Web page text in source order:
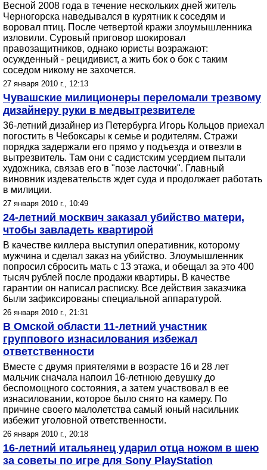
Весной 2008 года в течение нескольких дней житель
Черногорска наведывался в курятник к соседям и
воровал птиц. После четвертой кражи злоумышленника
изловили. Суровый приговор шокировал
правозащитников, однако юристы возражают:
осужденный - рецидивист, а жить бок о бок с таким
соседом никому не захочется.
27 января 2010 г., 12:13
Чувашские милиционеры переломали трезвому
дизайнеру руки в медвытрезвителе
36-летний дизайнер из Петербурга Игорь Кольцов приехал
погостить в Чебоксары к семье и родителям. Стражи
порядка задержали его прямо у подъезда и отвезли в
вытрезвитель. Там они с садистским усердием пытали
художника, связав его в "позе ласточки". Главный
виновник издевательств ждет суда и продолжает работать
в милиции.
27 января 2010 г., 10:49
24-летний москвич заказал убийство матери,
чтобы завладеть квартирой
В качестве киллера выступил оперативник, которому
мужчина и сделал заказ на убийство. Злоумышленник
попросил сбросить мать с 13 этажа, и обещал за это 400
тысяч рублей после продажи квартиры. В качестве
гарантии он написал расписку. Все действия заказчика
были зафиксированы специальной аппаратурой.
26 января 2010 г., 21:31
В Омской области 11-летний участник
группового изнасилования избежал
ответственности
Вместе с двумя приятелями в возрасте 16 и 28 лет
мальчик сначала напоил 16-летнюю девушку до
беспомощного состояния, а затем участвовал в ее
изнасиловании, которое было снято на камеру. По
причине своего малолетства самый юный насильник
избежит уголовной ответственности.
26 января 2010 г., 20:18
16-летний итальянец ударил отца ножом в шею
за советы по игре для Sony PlayStation